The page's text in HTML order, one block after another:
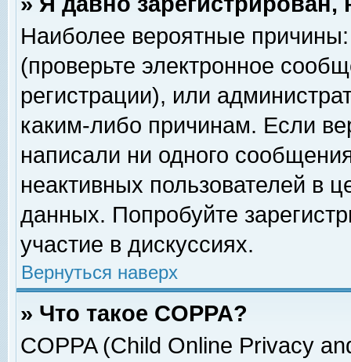
Наиболее вероятные
(проверьте электронное
регистрации), или
каким-либо причинам. Если
написали ни одного
неактивных пользователей в
данных. Попробуйте
участие в дискуссиях.
Вернуться наверх
» Что такое COPPA?
COPPA (Child Online Privacy